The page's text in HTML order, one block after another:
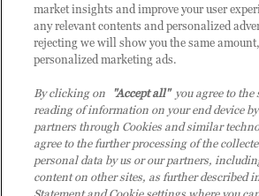
market insights and improve your user
any relevant contents and personalized
rejecting we will show you the same
personalized marketing ads.
By clicking on "Accept all"you agree to the
reading of information on your end device
partners through Cookies and similar
agree to the further processing of the
personal data by us or our partners,
content on other sites, as further described